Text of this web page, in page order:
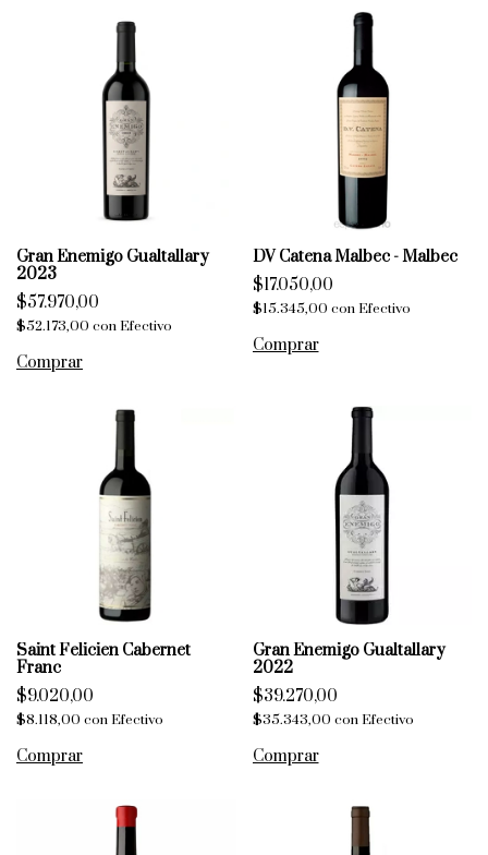
Gran Enemigo Gualtallary
2023
$57.970,00
$52.173,00 conEfectivo
DV Catena Malbec - Malbec
$17.050,00
$15.345,00 con Efectivo
Saint Felicien Cabernet
Franc
$9.020,00
$8.118,00 conEfectivo
Gran Enemigo Gualtallary
2022
$39.270,00
$35.343,00 con Efectivo